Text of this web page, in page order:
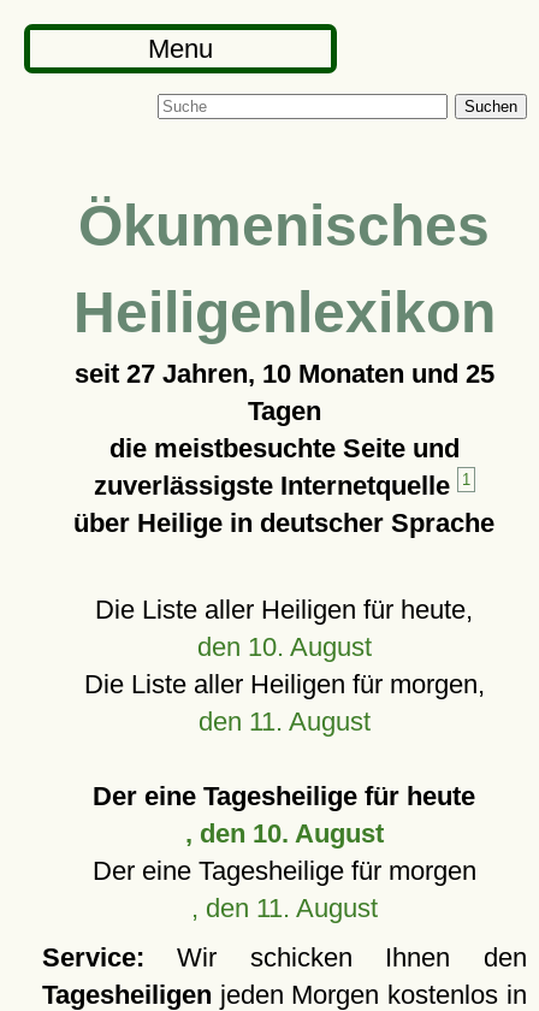
Menu
Suchen
Ökumenisches
Heiligenlexikon
seit 27 Jahren, 10 Monaten und 25
Tagen
die meistbesuchte Seite und
zuverlässigste Internetquelle
1
über Heilige in deutscher Sprache
Die Liste aller Heiligen für heute,
den 10. August
Die Liste aller Heiligen für morgen,
den 11. August
Der eine Tagesheilige für heute
, den 10. August
Der eine Tagesheilige für morgen
, den 11. August
Service: Wir schicken Ihnen den
Tagesheiligen jeden Morgen kostenlos in